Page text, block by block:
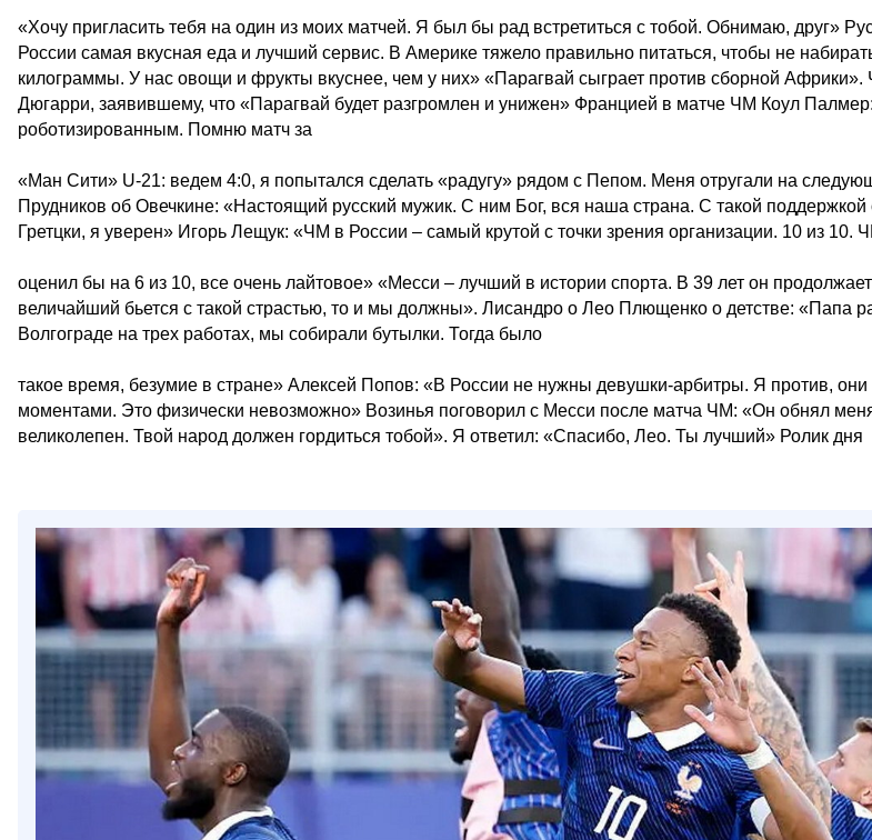
«Хочу пригласить тебя на один из моих матчей. Я был бы рад встретиться с тобой. Обнимаю, друг»
России самая вкусная еда и лучший сервис. В Америке тяжело правильно питаться, чтобы не
килограммы. У нас овощи и фрукты вкуснее, чем у них» «Парагвай сыграет против сборной Африки».
Дюгарри, заявившему, что «Парагвай будет разгромлен и унижен» Францией в матче ЧМ Коул
роботизированным. Помню матч за
«Ман Сити» U-21: ведем 4:0, я попытался сделать «радугу» рядом с Пепом. Меня отругали на
Прудников об Овечкине: «Настоящий русский мужик. С ним Бог, вся наша страна. С такой поддержкой
Гретцки, я уверен» Игорь Лещук: «ЧМ в России – самый крутой с точки зрения организации. 10 из 10.
оценил бы на 6 из 10, все очень лайтовое» «Месси – лучший в истории спорта. В 39 лет он
величайший бьется с такой страстью, то и мы должны». Лисандро о Лео Плющенко о детстве: «Папа
Волгограде на трех работах, мы собирали бутылки. Тогда было
такое время, безумие в стране» Алексей Попов: «В России не нужны девушки-арбитры. Я против, они
моментами. Это физически невозможно» Возинья поговорил с Месси после матча ЧМ: «Он обнял
великолепен. Твой народ должен гордиться тобой». Я ответил: «Спасибо, Лео. Ты лучший» Ролик дня